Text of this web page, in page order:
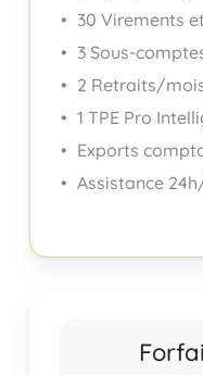
30 Virements
3 Sous-
2 Retraits/
1 TPE Pro
Exports
Assistance